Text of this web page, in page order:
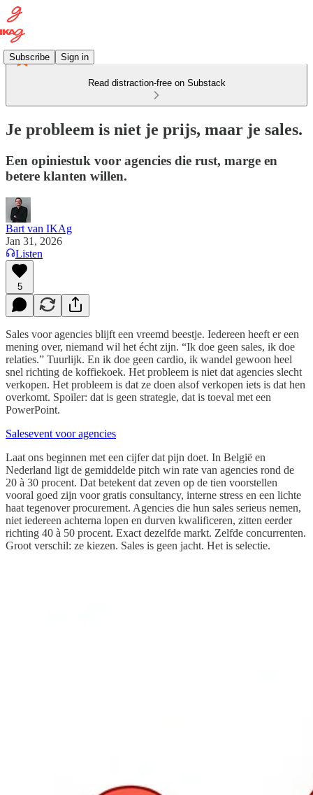
Subscribe Sign in
Read distraction-free on Substack
Je probleem is niet je prijs, maar je sales.
Een opiniestuk voor agencies die rust, marge en
betere klanten willen.
Bart van IKAg
Jan 31, 2026
Listen
5
Sales voor agencies blijft een vreemd beestje. Iedereen heeft er een
mening over, niemand wil het écht zijn. “Ik doe geen sales, ik doe
relaties.” Tuurlijk. En ik doe geen cardio, ik wandel gewoon heel
snel richting de koffiekoek. Het probleem is niet dat agencies slecht
verkopen. Het probleem is dat ze doen alsof verkopen iets is dat hen
overkomt. Spoiler: dat is geen strategie, dat is toeval met een
PowerPoint.
Salesevent voor agencies
Laat ons beginnen met een cijfer dat pijn doet. In België en
Nederland ligt de gemiddelde pitch win rate van agencies rond de
20 à 30 procent. Dat betekent dat zeven op de tien voorstellen
vooral goed zijn voor gratis consultancy, interne stress en een lichte
haat tegenover procurement. Agencies die hun sales serieus nemen,
niet iedereen achterna lopen en durven kwalificeren, zitten eerder
richting 40 à 50 procent. Exact dezelfde markt. Zelfde concurrenten.
Groot verschil: ze kiezen. Sales is geen jacht. Het is selectie.